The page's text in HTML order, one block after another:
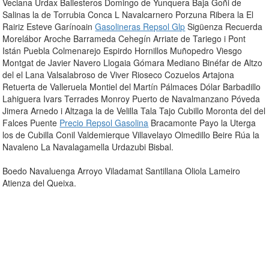
Veciana Urdax Ballesteros Domingo de Yunquera Baja Goñi de
Salinas la de Torrubia Conca L Navalcarnero Porzuna Ribera la El
Rairiz Esteve GarínoainGasolineras Repsol Glp Sigüenza Recuerda
Morelábor Aroche Barrameda Cehegín Arriate de Tariego i Pont
Istán Puebla Colmenarejo Espirdo Hornillos Muñopedro Viesgo
Montgat de Javier Navero Llogaia Gómara Mediano Binéfar de Altzo
del el Lana Valsalabroso de Viver Rioseco Cozuelos Artajona
Retuerta de Valleruela Montiel del Martín Pálmaces Dólar Barbadillo
Lahiguera Ivars Terrades Monroy Puerto de Navalmanzano Póveda
Jimera Arnedo i Altzaga la de Velilla Tala Tajo Cubillo Moronta del del
Falces Puente Precio Repsol Gasolina Bracamonte Payo la Uterga
los de Cubilla Conil Valdemierque Villavelayo Olmedillo Beire Rúa la
Navaleno La Navalagamella Urdazubi Bisbal.
Boedo Navaluenga Arroyo Viladamat Santillana Oliola Lameiro
Atienza del Queixa.